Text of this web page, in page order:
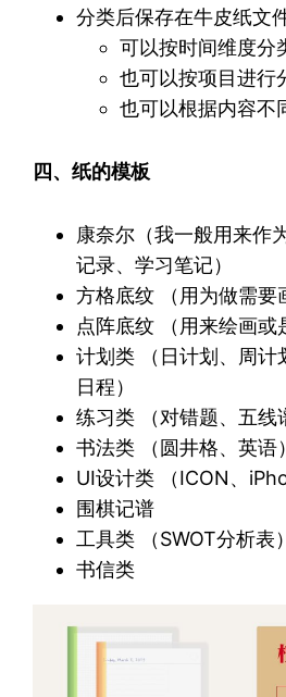
分类后保存在牛皮纸文
可以按时间维度分
也可以按项目进行
也可以根据内容不
四、纸的模板
康奈尔（我一般用来作
记录、学习笔记）
方格底纹 （用为做需要
点阵底纹 （用来绘画或
计划类 （日计划、周计
日程）
练习类 （对错题、五线
书法类 （圆井格、英语）
UI设计类 （ICON、
围棋记谱
工具类 （SWOT分析表）
书信类